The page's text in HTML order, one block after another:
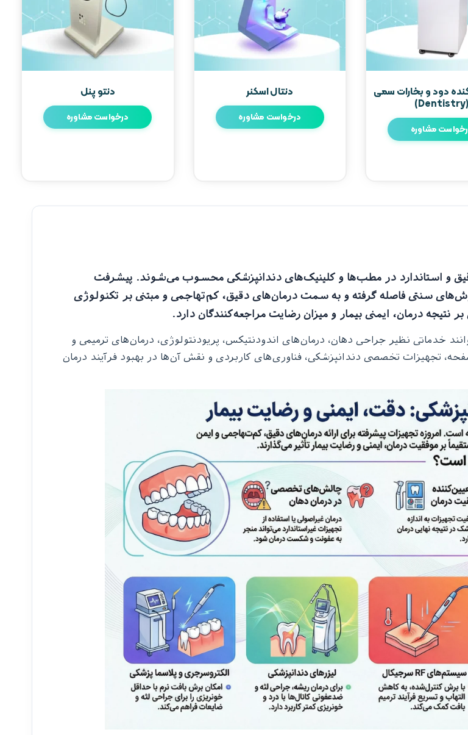
دود و بخارات سمی
(Dentistry)
مشاوره
دنتال اسکنر
درخواست مشاوره
دنتو پنل
درخواست مشاوره
و استاندارد در مطب‌ها و کلینیک‌های دندانپزشکی محسوب می‌شوند. پیشرفت
سنتی فاصله گرفته و به سمت درمان‌های دقیق، کم‌تهاجمی و مبتنی بر تکنولوژی
درمان، ایمنی بیمار و میزان رضایت مراجعه‌کنندگان دارد.
خدماتی نظیر جراحی دهان، درمان‌های اندودنتیکس، پریودنتولوژی، درمان‌های ترمیمی و
صفحه، تجهیزات تخصصی دندانپزشکی، فناوری‌های کاربردی و نقش آن‌ها در بهبود فرآیند درمان